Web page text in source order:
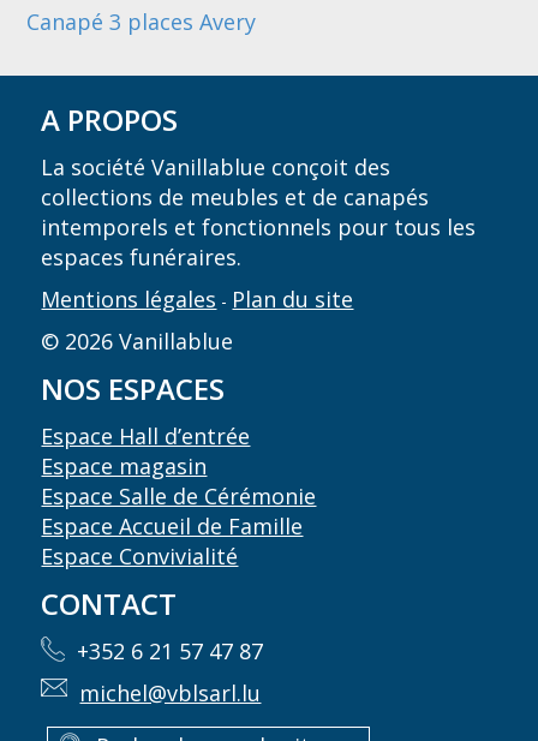
Canapé 3 places Avery
A PROPOS
La société Vanillablue conçoit des
collections de meubles et de canapés
intemporels et fonctionnels pour tous les
espaces funéraires.
Mentions légales - Plan du site
© 2026 Vanillablue
NOS ESPACES
Espace Hall d’entrée
Espace magasin
Espace Salle de Cérémonie
Espace Accueil de Famille
Espace Convivialité
CONTACT
+352 6 21 57 47 87
michel@vblsarl.lu